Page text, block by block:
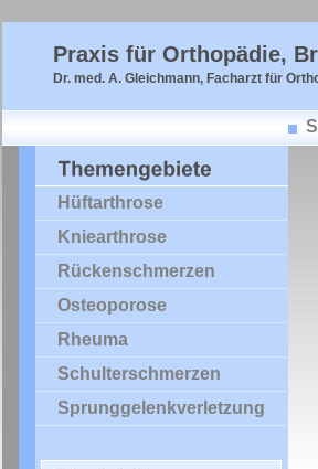
Praxis für Orthopädie,
Dr. med. A. Gleichmann, Facharzt für
Hüftarthrose
Kniearthrose
Rückenschmerzen
Osteoporose
Rheuma
Schulterschmerzen
Sprunggelenkverletzung